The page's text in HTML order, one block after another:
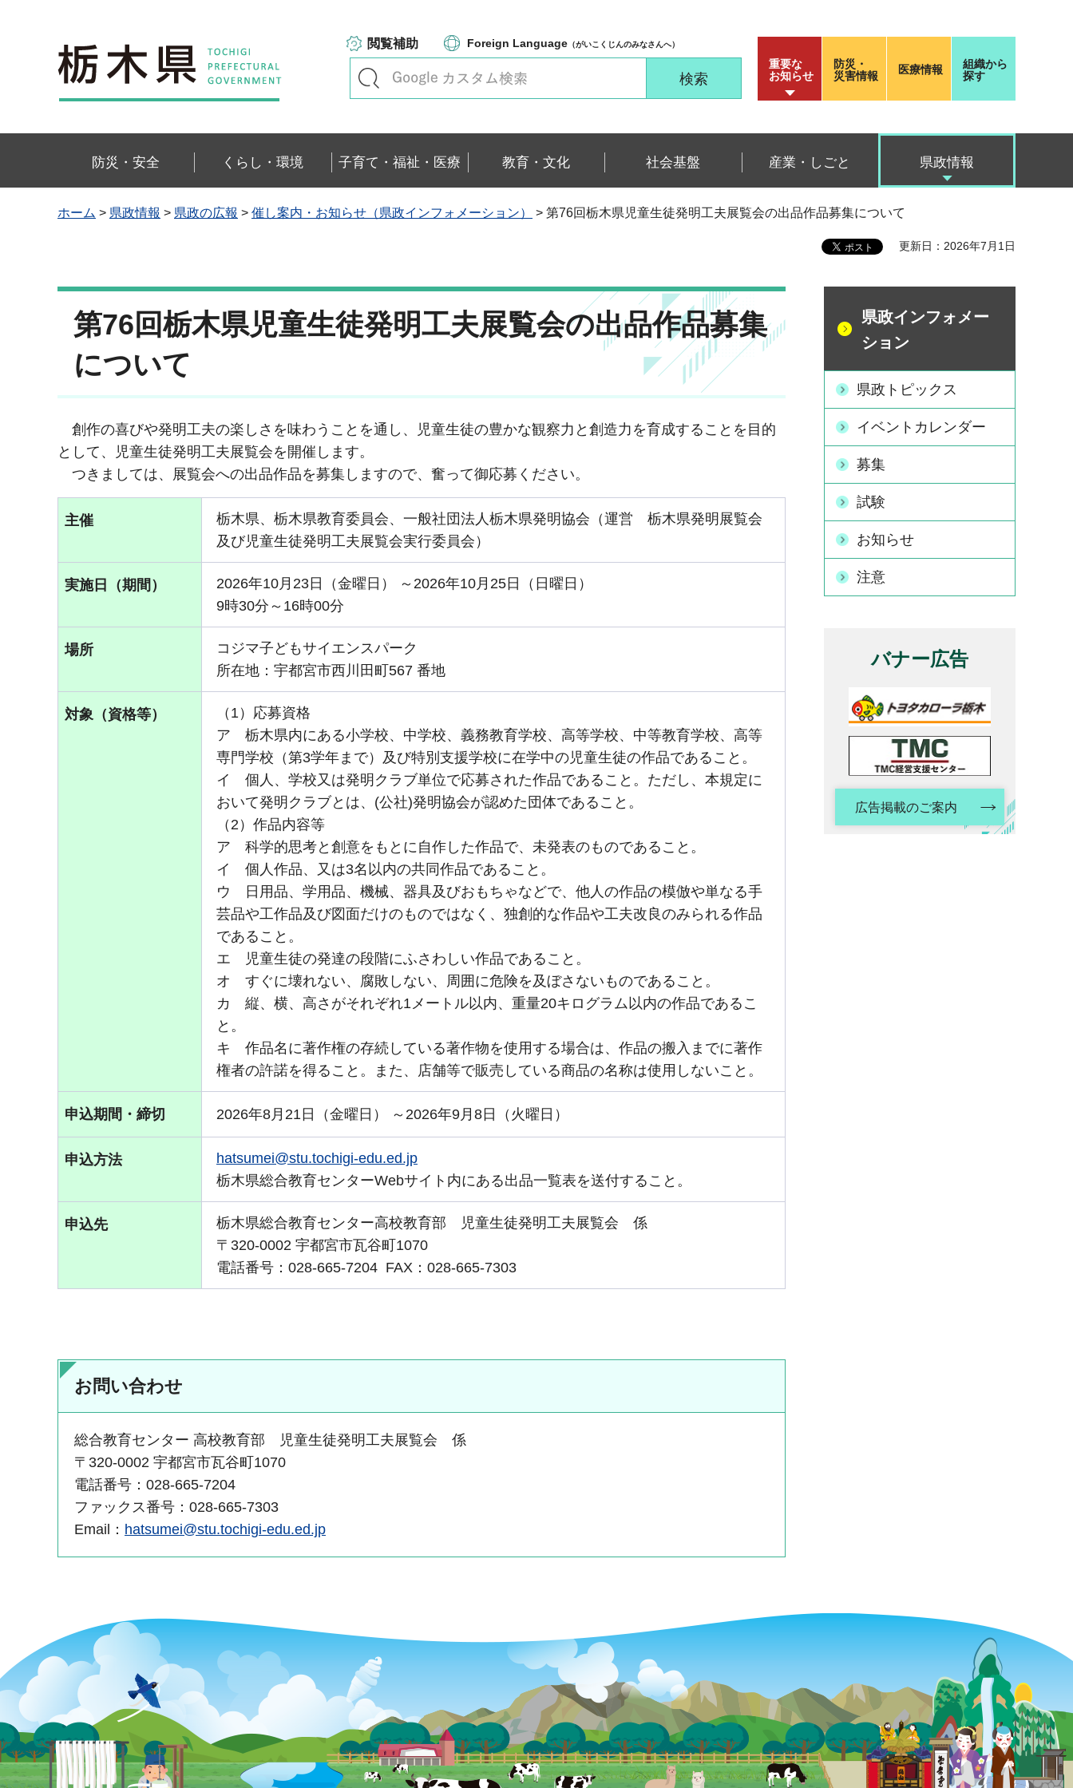
栃木県
閲覧補助 Foreign Language （がいこくじんのみなさんへ）
重要な
お知らせ
防災・
災害情報
医療情報
組織から
探す
防災・安全 くらし・環境 子育て・福祉・医療 教育・文化 社会基盤 産業・しごと 県政情報
ホーム > 県政情報 > 県政の広報 > 催し案内・お知らせ（県政インフォメーション） > 第76回栃木県児童生徒発明工夫展覧会の出品作品募集について
更新日：2026年7月1日
第76回栃木県児童生徒発明工夫展覧会の出品作品募集
について
創作の喜びや発明工夫の楽しさを味わうことを通し、児童生徒の豊かな観察力と創造力を育成することを目的
として、児童生徒発明工夫展覧会を開催します。
つきましては、展覧会への出品作品を募集しますので、奮って御応募ください。
主催
栃木県、栃木県教育委員会、一般社団法人栃木県発明協会（運営 栃木県発明展覧会
及び児童生徒発明工夫展覧会実行委員会）
実施日（期間）
2026年10月23日（金曜日） ～2026年10月25日（日曜日）
9時30分～16時00分
場所
コジマ子どもサイエンスパーク
所在地：宇都宮市西川田町567 番地
対象（資格等）
（1）応募資格
ア 栃木県内にある小学校、中学校、義務教育学校、高等学校、中等教育学校、高等
専門学校（第3学年まで）及び特別支援学校に在学中の児童生徒の作品であること。
イ 個人、学校又は発明クラブ単位で応募された作品であること。ただし、本規定に
おいて発明クラブとは、(公社)発明協会が認めた団体であること。
（2）作品内容等
ア 科学的思考と創意をもとに自作した作品で、未発表のものであること。
イ 個人作品、又は3名以内の共同作品であること。
ウ 日用品、学用品、機械、器具及びおもちゃなどで、他人の作品の模倣や単なる手
芸品や工作品及び図面だけのものではなく、独創的な作品や工夫改良のみられる作品
であること。
エ 児童生徒の発達の段階にふさわしい作品であること。
オ すぐに壊れない、腐敗しない、周囲に危険を及ぼさないものであること。
カ 縦、横、高さがそれぞれ1メートル以内、重量20キログラム以内の作品であるこ
と。
キ 作品名に著作権の存続している著作物を使用する場合は、作品の搬入までに著作
権者の許諾を得ること。また、店舗等で販売している商品の名称は使用しないこと。
申込期間・締切 2026年8月21日（金曜日） ～2026年9月8日（火曜日）
申込方法
hatsumei@stu.tochigi-edu.ed.jp
栃木県総合教育センターWebサイト内にある出品一覧表を送付すること。
申込先
栃木県総合教育センター高校教育部 児童生徒発明工夫展覧会 係
〒320-0002 宇都宮市瓦谷町1070
電話番号：028-665-7204 FAX：028-665-7303
お問い合わせ
総合教育センター 高校教育部 児童生徒発明工夫展覧会 係
〒320-0002 宇都宮市瓦谷町1070
電話番号：028-665-7204
ファックス番号：028-665-7303
Email： hatsumei@stu.tochigi-edu.ed.jp
県政インフォメー
ション
県政トピックス
イベントカレンダー
募集
試験
お知らせ
注意
バナー広告
広告掲載のご案内